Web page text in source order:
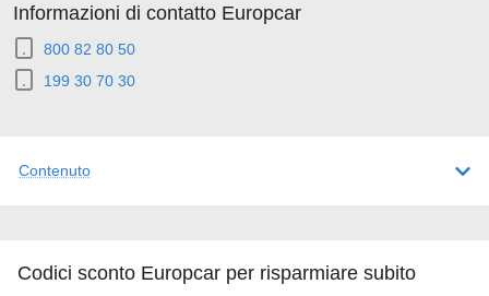
Contenuto
Codici sconto Europcar per risparmiare subito
Informazioni di contatto Europcar
800 82 80 50
199 30 70 30